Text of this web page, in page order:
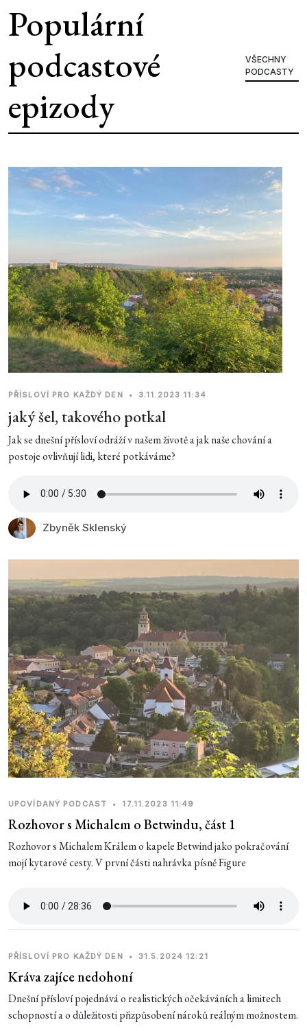
Populární
podcastové
epizody
VŠECHNY
PODCASTY
PŘÍSLOVÍ PRO KAŽDÝ DEN • 3.11.2023 11:34
jaký šel, takového potkal
Jak se dnešní přísloví odráží v našem životě a jak naše chování a
postoje ovlivňují lidi, které potkáváme?
Zbyněk Sklenský
UPOVÍDANÝ PODCAST • 17.11.2023 11:49
Rozhovor s Michalem o Betwindu, část 1
Rozhovor s Michalem Králem o kapele Betwind jako pokračování
mojí kytarové cesty. V první části nahrávka písně Figure
PŘÍSLOVÍ PRO KAŽDÝ DEN • 31.5.2024 12:21
Kráva zajíce nedohoní
Dnešní přísloví pojednává o realistických očekáváních a limitech
schopností a o důležitosti přizpůsobení nároků reálným možnostem.